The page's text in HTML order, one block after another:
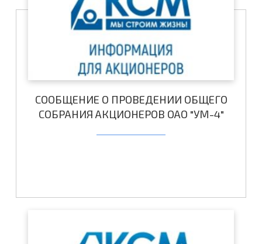
СООБЩЕНИЕ О ПРОВЕДЕНИИ ОБЩЕГО
СОБРАНИЯ АКЦИОНЕРОВ ОАО "УМ-4"